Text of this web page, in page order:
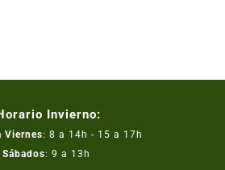
Invierno:
Viernes: 8 a 14h - 15 a 17h
Sábados: 9 a 13h